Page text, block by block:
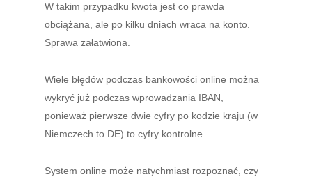
W takim przypadku kwota jest co prawda
obciążana, ale po kilku dniach wraca na konto.
Sprawa załatwiona.
Wiele błędów podczas bankowości online można
wykryć już podczas wprowadzania IBAN,
ponieważ pierwsze dwie cyfry po kodzie kraju (w
Niemczech to DE) to cyfry kontrolne.
System online może natychmiast rozpoznać, czy